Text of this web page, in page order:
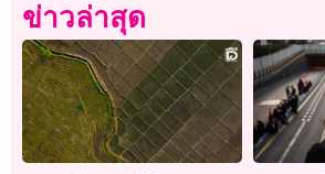
ข่าวล่าสุด